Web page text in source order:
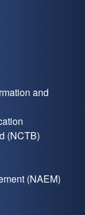
and
(NCTB)
(NAEM)